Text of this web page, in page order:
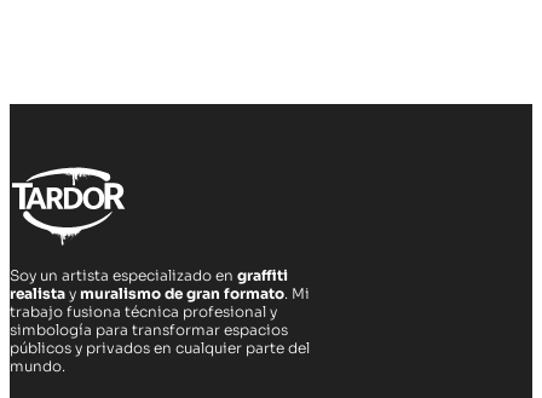
Soy un artista especializado en graffiti
realista y muralismo de gran formato. Mi
trabajo fusiona técnica profesional y
simbología para transformar espacios
públicos y privados en cualquier parte del
mundo.